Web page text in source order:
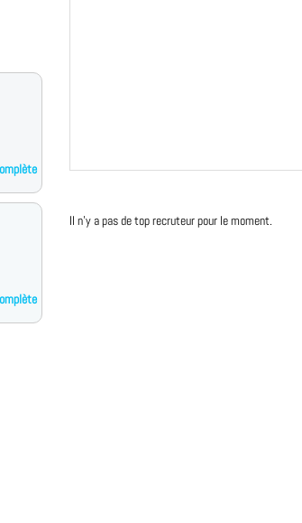
Il n'y a pas de top recruteur pour le moment.